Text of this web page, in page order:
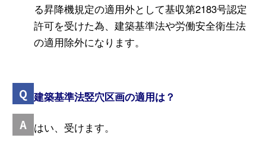
る昇降機規定の適用外として基収第2183号認定
許可を受けた為、建築基準法や労働安全衛生法
の適用除外になります。
建築基準法竪穴区画の適用は？
はい、受けます。